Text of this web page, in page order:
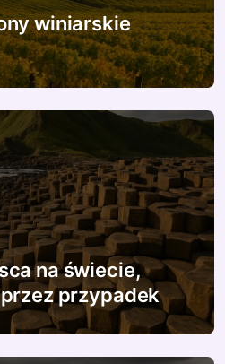
winiarskie
na świecie,
przypadek